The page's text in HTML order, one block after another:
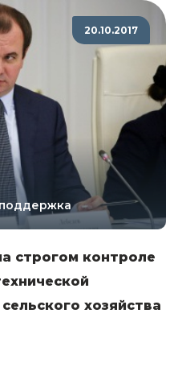
20.10.2017
строгом контроле
хозяйства